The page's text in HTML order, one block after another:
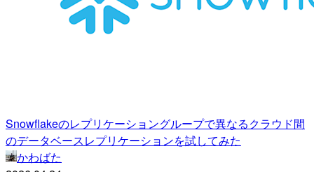
Snowflakeのレプリケーショングループで異なるクラウド間
のデータベースレプリケーションを試してみた
かわばた